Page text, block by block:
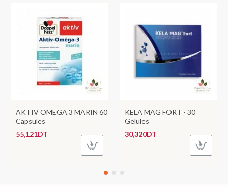
AKTIV OMEGA 3 MARIN 60
Capsules
55,121DT
KELA MAG FORT - 30
Gelules
30,320DT